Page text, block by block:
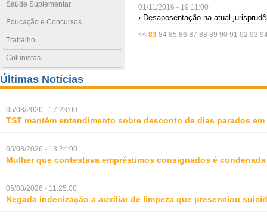
Saúde Suplementar
Educação e Concursos
Trabalho
Colunistas
01/11/2016 - 19:11:00
› Desaposentação na atual
<< 83 84 85 86 87 88 89 90 91 92 93
Últimas Notícias
05/08/2026 - 17:23:00
TST mantém entendimento sobre desconto de dias parados
05/08/2026 - 13:24:00
Mulher que contestava empréstimos consignados é
05/08/2026 - 11:25:00
Negada indenização a auxiliar de limpeza que presenciou